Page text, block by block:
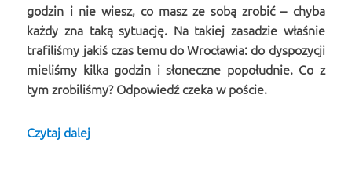
godzin i nie wiesz, co masz ze sobą zrobić – chyba
każdy zna taką sytuację. Na takiej zasadzie właśnie
trafiliśmy jakiś czas temu do Wrocławia: do dyspozycji
mieliśmy kilka godzin i słoneczne popołudnie. Co z
tym zrobiliśmy? Odpowiedź czeka w poście.
Czytaj dalej